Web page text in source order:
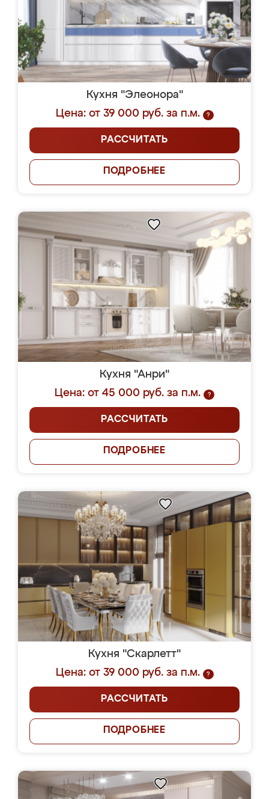
Кухня "Элеонора"
Цена: от 39 000 руб. за п.м.
?
РАССЧИТАТЬ
ПОДРОБНЕЕ
Кухня "Анри"
Цена: от 45 000 руб. за п.м.
?
РАССЧИТАТЬ
ПОДРОБНЕЕ
Кухня "Скарлетт"
Цена: от 39 000 руб. за п.м.
?
РАССЧИТАТЬ
ПОДРОБНЕЕ